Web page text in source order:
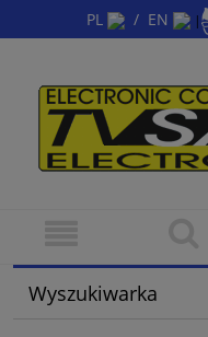
PL / EN |
Wyszukiwarka